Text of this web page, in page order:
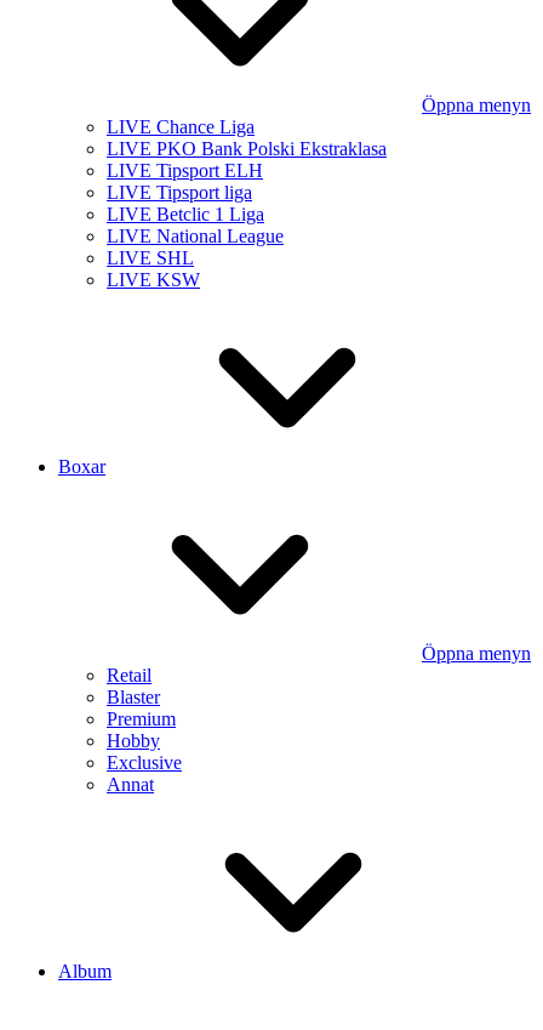
Öppna menyn
LIVE Chance Liga
LIVE PKO Bank Polski Ekstraklasa
LIVE Tipsport ELH
LIVE Tipsport liga
LIVE Betclic 1 Liga
LIVE National League
LIVE SHL
LIVE KSW
Boxar
Öppna menyn
Retail
Blaster
Premium
Hobby
Exclusive
Annat
Album